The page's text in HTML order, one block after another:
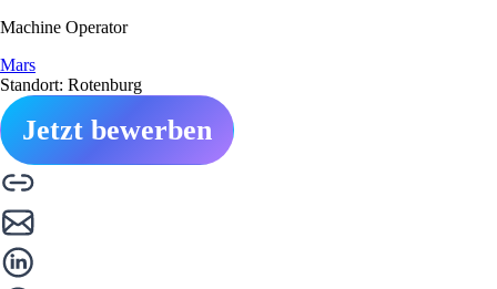
Machine Operator
Mars
Standort: Rotenburg
Jetzt bewerben